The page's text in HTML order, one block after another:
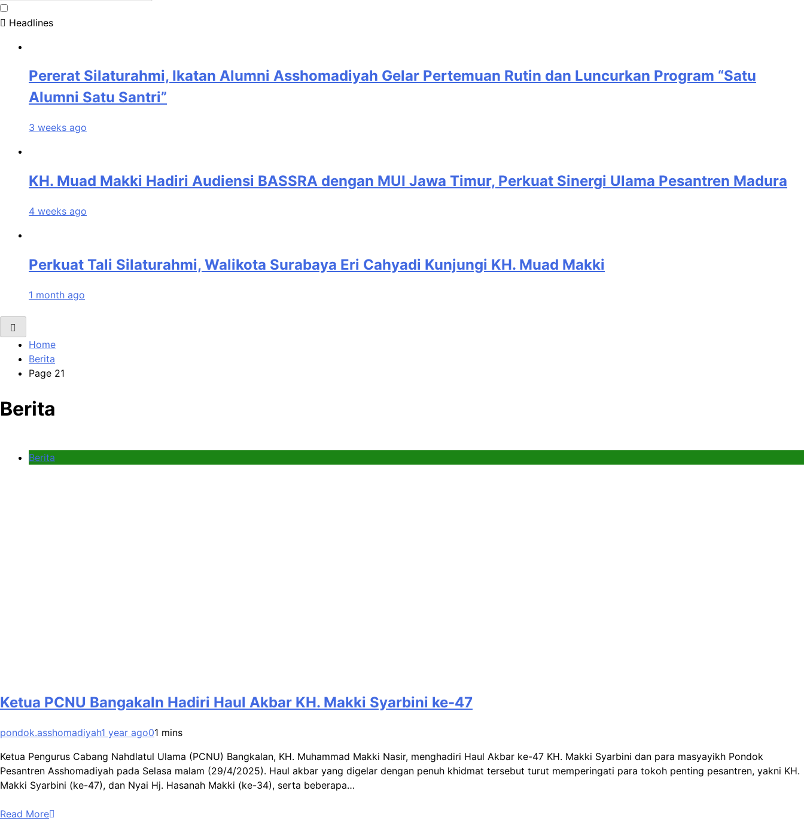
Headlines
Pererat Silaturahmi, Ikatan Alumni Asshomadiyah Gelar Pertemuan Rutin dan Luncurkan Program “Satu
Alumni Satu Santri”
3 weeks ago
KH. Muad Makki Hadiri Audiensi BASSRA dengan MUI Jawa Timur, Perkuat Sinergi Ulama Pesantren Madura
4 weeks ago
Perkuat Tali Silaturahmi, Walikota Surabaya Eri Cahyadi Kunjungi KH. Muad Makki
1 month ago
Home
Berita
Page 21
Berita
Berita
Ketua PCNU Bangakaln Hadiri Haul Akbar KH. Makki Syarbini ke-47
pondok.asshomadiyah1 year ago01 mins
Ketua Pengurus Cabang Nahdlatul Ulama (PCNU) Bangkalan, KH. Muhammad Makki Nasir, menghadiri Haul Akbar ke-47 KH. Makki Syarbini dan para masyayikh Pondok
Pesantren Asshomadiyah pada Selasa malam (29/4/2025). Haul akbar yang digelar dengan penuh khidmat tersebut turut memperingati para tokoh penting pesantren, yakni KH.
Makki Syarbini (ke-47), dan Nyai Hj. Hasanah Makki (ke-34), serta beberapa…
Read More